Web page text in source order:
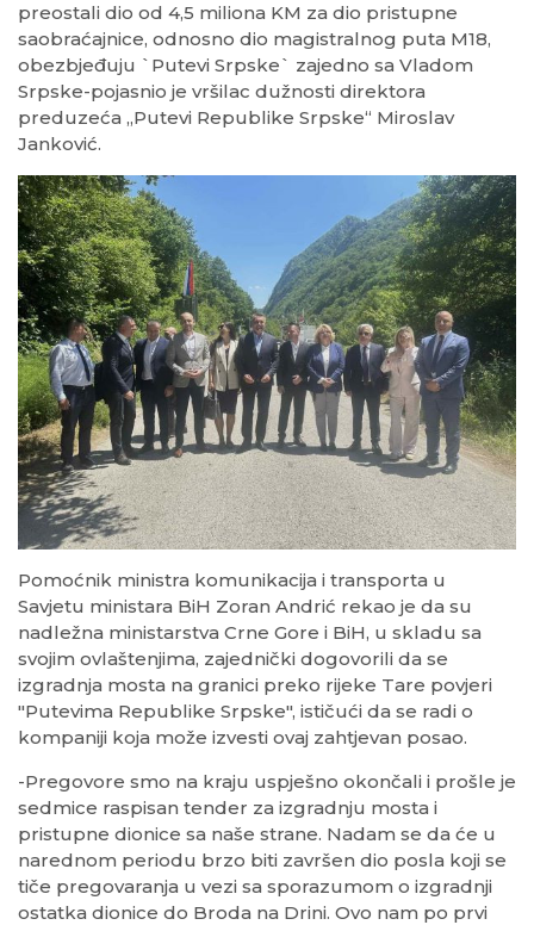
preostali dio od 4,5 miliona KM za dio pristupne
saobraćajnice, odnosno dio magistralnog puta M18,
obezbjeđuju `Putevi Srpske` zajedno sa Vladom
Srpske-pojasnio je vršilac dužnosti direktora
preduzeća „Putevi Republike Srpske“ Miroslav
Janković.
Pomoćnik ministra komunikacija i transporta u
Savjetu ministara BiH Zoran Andrić rekao je da su
nadležna ministarstva Crne Gore i BiH, u skladu sa
svojim ovlaštenjima, zajednički dogovorili da se
izgradnja mosta na granici preko rijeke Tare povjeri
"Putevima Republike Srpske", ističući da se radi o
kompaniji koja može izvesti ovaj zahtjevan posao.
-Pregovore smo na kraju uspješno okončali i prošle je
sedmice raspisan tender za izgradnju mosta i
pristupne dionice sa naše strane. Nadam se da će u
narednom periodu brzo biti završen dio posla koji se
tiče pregovaranja u vezi sa sporazumom o izgradnji
ostatka dionice do Broda na Drini. Ovo nam po prvi